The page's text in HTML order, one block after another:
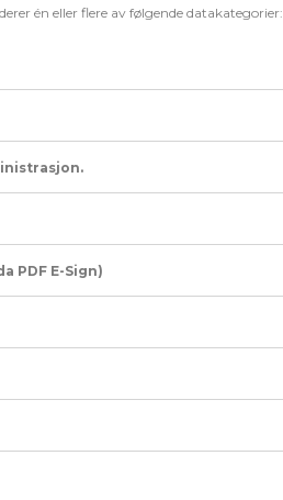
én eller flere av følgende datakategorier:
PDF E-Sign)